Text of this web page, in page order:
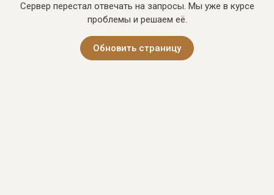
Сервер перестал отвечать на запросы. Мы уже в курсе
проблемы и решаем её.
Обновить страницу